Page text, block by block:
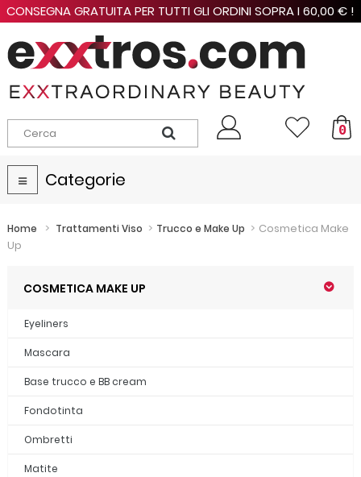
CONSEGNA GRATUITA PER TUTTI GLI ORDINI SOPRA I 60,00 € !
0
Navigazione
Toggle
Categorie
Home > Trattamenti Viso > Trucco e Make Up > Cosmetica Make
Up
COSMETICA MAKE UP
Eyeliners
Mascara
Base trucco e BB cream
Fondotinta
Ombretti
Matite